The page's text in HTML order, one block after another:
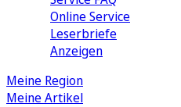
Online Service
Leserbriefe
Anzeigen
Meine Region
Meine Artikel